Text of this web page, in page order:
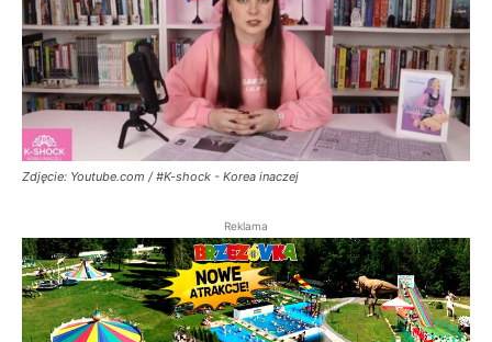
Zdjęcie: Youtube.com / #K-shock - Korea inaczej
Reklama